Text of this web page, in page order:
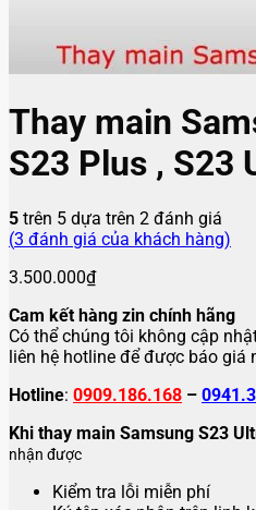
Thay main
S23 Plus , S23
5 trên 5 dựa trên 2 đánh giá
(3 đánh giá của khách hàng)
3.500.000₫
Cam kết hàng zin chính hãng
Có thể chúng tôi không cập
liên hệ hotline để được báo giá
Hotline: 0909.186.168 –
Khi thay main Samsung S23
nhận được
Kiểm tra lỗi miễn phí